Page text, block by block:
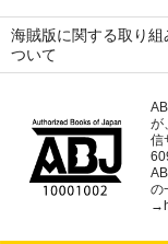
海賊版に関する取り組
ついて
が
信
の
→